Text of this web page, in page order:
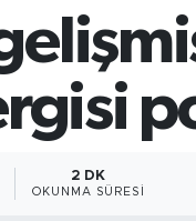
2 DK
OKUNMA SÜRESI